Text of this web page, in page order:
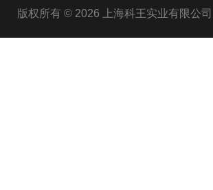
版权所有 © 2026 上海科王实业有限公司